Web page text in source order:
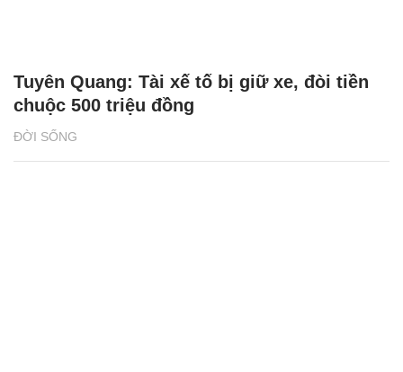
ĐỜI SỐNG
Tuyên Quang: Tài xế tố bị giữ xe, đòi tiền
chuộc 500 triệu đồng